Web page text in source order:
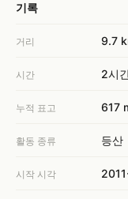
기록
거리 9.7
시간 2시
누적 표고 617
활동 종류 등산
시작 시각